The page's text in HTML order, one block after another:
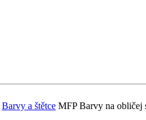
Barvy a štětce MFP Barvy na obličej